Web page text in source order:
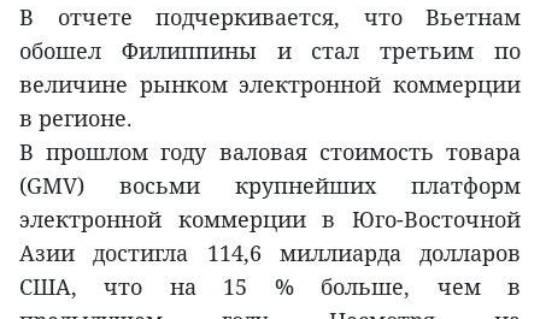
В отчете подчеркивается, что Вьетнам
обошел Филиппины и стал третьим по
величине рынком электронной коммерции
в регионе.
В прошлом году валовая стоимость товара
(GMV) восьми крупнейших платформ
электронной коммерции в Юго-Восточной
Азии достигла 114,6 миллиарда долларов
США, что на 15 % больше, чем в